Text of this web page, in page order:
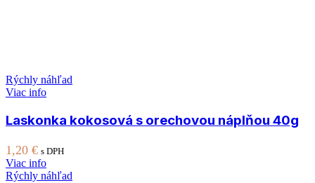
Rýchly náhľad
Viac info
Laskonka kokosová s orechovou náplňou 40g
1,20 € s DPH
Viac info
Rýchly náhľad